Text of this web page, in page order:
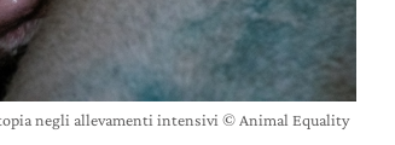
negli allevamenti intensivi © Animal Equality